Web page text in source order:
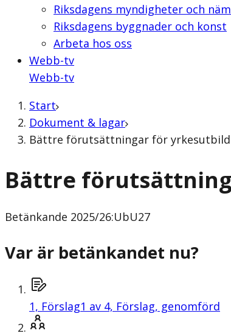
Riksdagens myndigheter och
Riksdagens byggnader och konst
Arbeta hos oss
Webb-tv
Webb-tv
Start
Dokument & lagar
Bättre förutsättningar för
Bättre
Betänkande 2025/26:UbU27
Var är betänkandet nu?
1, Förslag1 av 4, Förslag, genomförd